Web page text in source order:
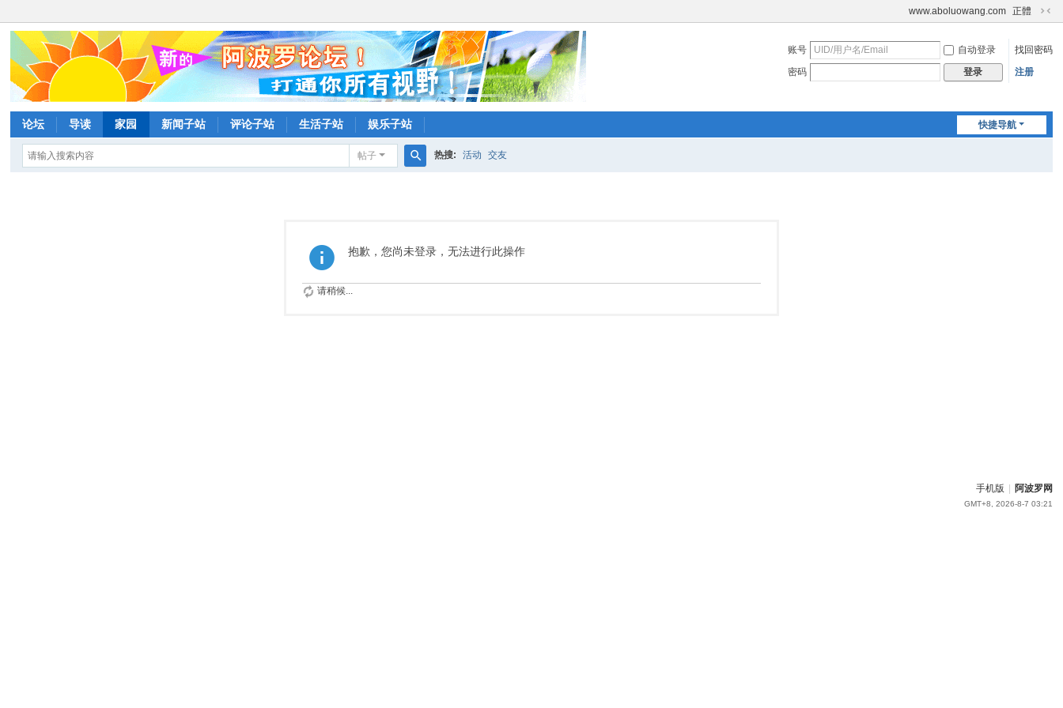
www.aboluowang.com 正體
切
到
账号 自动登录
找回密码
密码
登录 注册
快捷导航
论坛 导读 家园 新闻子站 评论子站 生活子站 娱乐子站
帖子 热搜: 活动 交友
抱歉，您尚未登录，无法进行此操作
请稍候...
手机版 阿波罗网
GMT+8, 2026-8-7 03:21